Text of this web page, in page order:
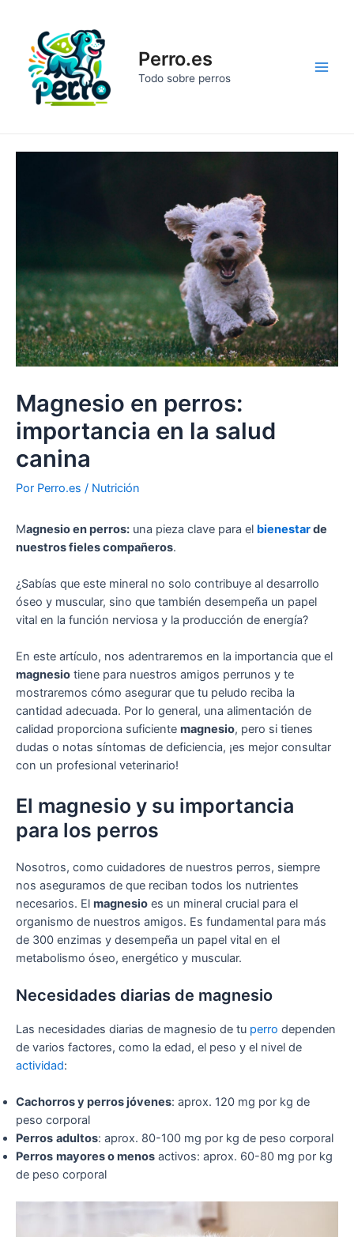
contenido
Perro.es
Todo sobre perros
Magnesio en perros:
importancia en la salud
canina
Por Perro.es / Nutrición
Magnesio en perros: una pieza clave para el bienestarde
nuestros fieles compañeros.
¿Sabías que este mineral no solo contribuye al desarrollo
óseo y muscular, sino que también desempeña un papel
vital en la función nerviosa y la producción de energía?
En este artículo, nos adentraremos en la importancia que el
magnesio tiene para nuestros amigos perrunos y te
mostraremos cómo asegurar que tu peludo reciba la
cantidad adecuada. Por lo general, una alimentación de
calidad proporciona suficiente magnesio, pero si tienes
dudas o notas síntomas de deficiencia, ¡es mejor consultar
con un profesional veterinario!
El magnesio y su importancia
para los perros
Nosotros, como cuidadores de nuestros perros, siempre
nos aseguramos de que reciban todos los nutrientes
necesarios. El magnesio es un mineral crucial para el
organismo de nuestros amigos. Es fundamental para más
de 300 enzimas y desempeña un papel vital en el
metabolismo óseo, energético y muscular.
Necesidades diarias de magnesio
Las necesidades diarias de magnesio de tu perro dependen
de varios factores, como la edad, el peso y el nivel de
actividad:
Cachorros y perros jóvenes: aprox. 120 mg por kg de
peso corporal
Perros adultos: aprox. 80-100 mg por kg de peso corporal
Perros mayores o menos activos: aprox. 60-80 mg por kg
de peso corporal